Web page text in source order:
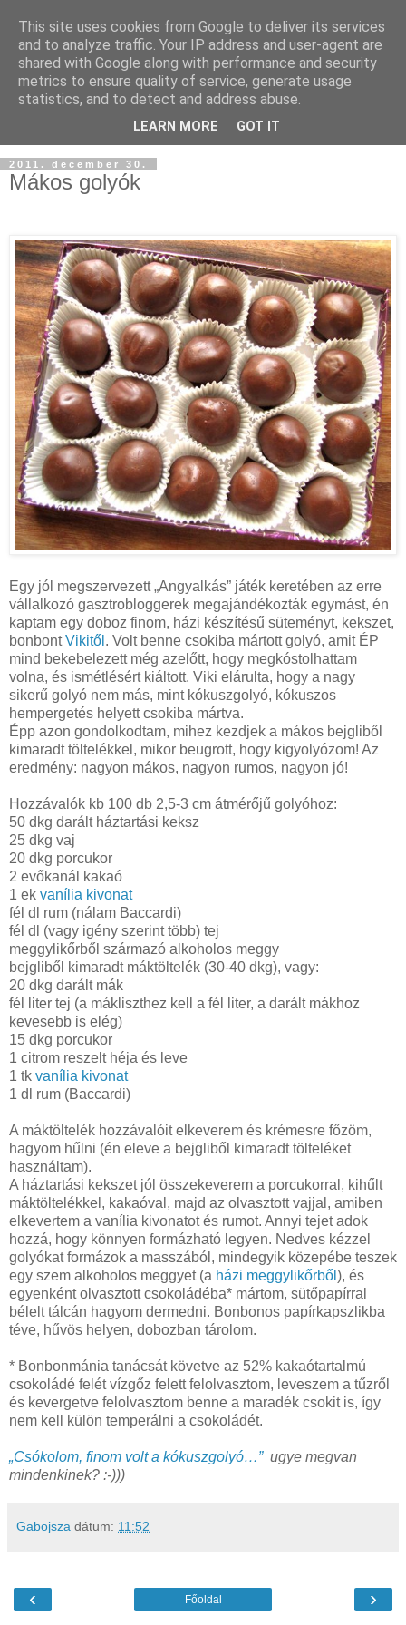
2011. december 30.
Mákos golyók
Egy jól megszervezett „Angyalkás” játék keretében az erre
vállalkozó gasztrobloggerek megajándékozták egymást, én
kaptam egy doboz finom, házi készítésű süteményt, kekszet,
bonbontVikitől . Volt benne csokiba mártott golyó, amit ÉP
mind bekebelezett még azelőtt, hogy megkóstolhattam
volna, és ismétlésért kiáltott. Viki elárulta, hogy a nagy
sikerű golyó nem más, mint kókuszgolyó, kókuszos
hempergetés helyett csokiba mártva.
Épp azon gondolkodtam, mihez kezdjek a mákos bejgliből
kimaradt töltelékkel, mikor beugrott, hogy kigyolyózom! Az
eredmény: nagyon mákos, nagyon rumos, nagyon jó!
Hozzávalók kb 100 db 2,5-3 cm átmérőjű golyóhoz:
50 dkg darált háztartási keksz
25 dkg vaj
20 dkg porcukor
2 evőkanál kakaó
1 ek vanília kivonat
fél dl rum (nálam Baccardi)
fél dl (vagy igény szerint több) tej
meggylikőrből származó alkoholos meggy
bejgliből kimaradt máktöltelék (30-40 dkg), vagy:
20 dkg darált mák
fél liter tej (a mákliszthez kell a fél liter, a darált mákhoz
kevesebb is elég)
15 dkg porcukor
1 citrom reszelt héja és leve
1 tk vanília kivonat
1 dl
rum (Baccardi)
A máktöltelék hozzávalóit elkeverem és krémesre főzöm,
hagyom hűlni (én eleve a bejgliből kimaradt tölteléket
használtam).
A háztartási kekszet jól összekeverem a porcukorral, kihűlt
máktöltelékkel, kakaóval, majd az olvasztott vajjal, amiben
elkevertem a vanília kivonatot és rumot. Annyi tejet adok
hozzá, hogy könnyen formázható legyen. Nedves kézzel
golyókat formázok a masszából, mindegyik közepébe teszek
egy szem alkoholos meggyet (a házi meggylikőrből ), és
egyenként olvasztott csokoládéba* mártom, sütőpapírral
bélelt tálcán hagyom dermedni. Bonbonos papírkapszlikba
téve, hűvös helyen, dobozban tárolom.
* Bonbonmánia tanácsát követve az 52% kakaótartalmú
csokoládé felét vízgőz felett felolvasztom, leveszem a tűzről
és kevergetve felolvasztom benne a maradék csokit is, így
nem kell külön temperálni a csokoládét.
„Csókolom, finom volt a kókuszgolyó…” ugye megvan
mindenkinek? :-)))
Gabojsza dátum: 11:52
‹ ›
Főoldal
This site uses cookies from Google to deliver its services
and to analyze traffic. Your IP address and user-agent are
shared with Google along with performance and security
metrics to ensure quality of service, generate usage
statistics, and to detect and address abuse.
LEARN MORE GOT IT